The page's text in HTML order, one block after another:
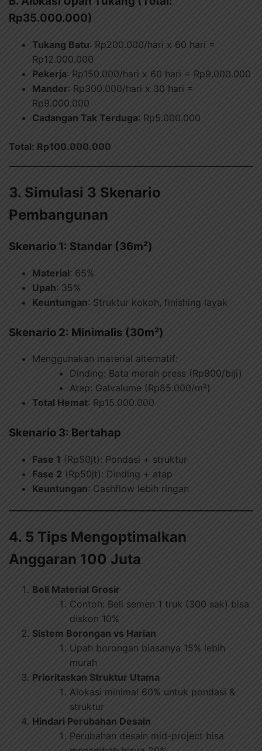
Rp35.000.000)
Tukang Batu: Rp200.000/hari x 60 hari =
Rp12.000.000
Pekerja: Rp150.000/hari x 60 hari = Rp9.000.000
Mandor: Rp300.000/hari x 30 hari =
Rp9.000.000
Cadangan Tak Terduga: Rp5.000.000
Total: Rp100.000.000
3. Simulasi 3 Skenario
Pembangunan
Skenario 1: Standar (36m²)
Material: 65%
Upah: 35%
Keuntungan: Struktur kokoh, finishing layak
Skenario 2: Minimalis (30m²)
Menggunakan material alternatif:
Dinding: Bata merah press (Rp800/biji)
Atap: Galvalume (Rp85.000/m²)
Total Hemat: Rp15.000.000
Skenario 3: Bertahap
Fase 1 (Rp50jt): Pondasi + struktur
Fase 2 (Rp50jt): Dinding + atap
Keuntungan: Cashflow lebih ringan
4. 5 Tips Mengoptimalkan
Anggaran 100 Juta
Beli Material Grosir
Contoh: Beli semen 1 truk (300 sak) bisa
diskon 10%
Sistem Borongan vs Harian
Upah borongan biasanya 15% lebih
murah
Prioritaskan Struktur Utama
Alokasi minimal 60% untuk pondasi &
struktur
Hindari Perubahan Desain
Perubahan desain mid-project bisa